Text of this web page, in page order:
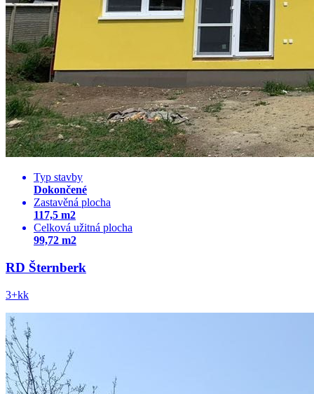
Typ stavby
Dokončené
Zastavěná plocha
117,5 m2
Celková užitná plocha
99,72 m2
RD Šternberk
3+kk